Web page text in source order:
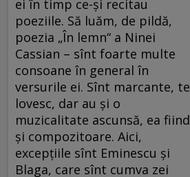
ei în timp ce-și recitau
poeziile. Să luăm, de pildă,
poezia „În lemn“ a Ninei
Cassian – sînt foarte multe
consoane în general în
versurile ei. Sînt marcante, te
lovesc, dar au și o
muzicalitate ascunsă, ea fiind
și compozitoare. Aici,
excepțiile sînt Eminescu și
Blaga, care sînt cumva zei